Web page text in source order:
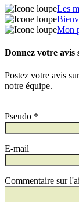
Les
Mon
Donnez votre avis
Postez votre avis
notre équipe.
Pseudo *
E-mail
Commentaire sur